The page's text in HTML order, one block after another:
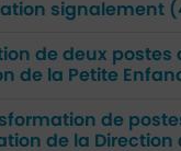
signalement
de deux postes
de la Petite
de
de la Direction